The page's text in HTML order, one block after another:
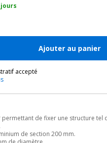
Ajouter au panier
accepté
de fixer une structure tel
de section 200 mm.